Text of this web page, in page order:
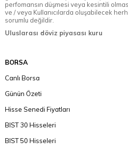
perfomansın düşmesi veya kesintili
ve / veya Kullanıcılarda oluşabilecek
sorumlu değildir.
Uluslarası döviz piyasası kuru
BORSA
Canlı Borsa
Günün Özeti
Hisse Senedi Fiyatları
BIST 30 Hisseleri
BIST 50 Hisseleri